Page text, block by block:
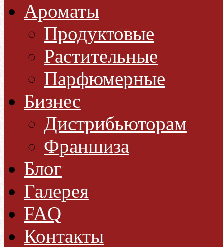
Ароматы
Продуктовые
Растительные
Парфюмерные
Бизнес
Дистрибьюторам
Франшиза
Блог
Галерея
FAQ
Контакты